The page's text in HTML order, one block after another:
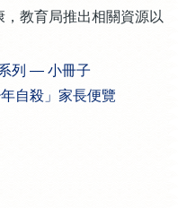
教育局推出相關資源以
列 — 小冊子
自殺」家長便覽